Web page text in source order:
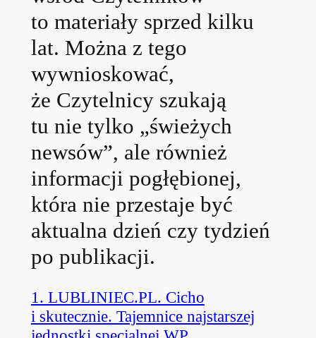
to materiały sprzed kilku
lat. Można z tego
wywnioskować,
że Czytelnicy szukają
tu nie tylko „świeżych
newsów”, ale również
informacji pogłębionej,
która nie przestaje być
aktualna dzień czy tydzień
po publikacji.
1. LUBLINIEC.PL. Cicho
i skutecznie. Tajemnice najstarszej